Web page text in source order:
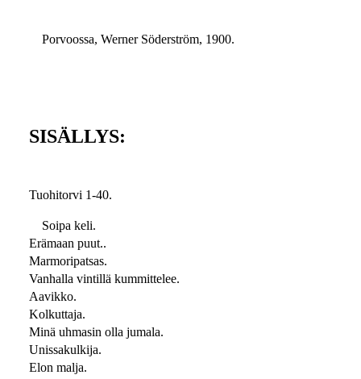
Porvoossa, Werner Söderström, 1900.
SISÄLLYS:
Tuohitorvi 1-40.
Soipa keli.
Erämaan puut..
Marmoripatsas.
Vanhalla vintillä kummittelee.
Aavikko.
Kolkuttaja.
Minä uhmasin olla jumala.
Unissakulkija.
Elon malja.